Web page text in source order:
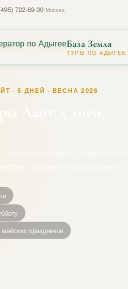
722-69-30 Москва
База Земля
ТУРЫ ПО АДЫГЕЕ
· 5 ДНЕЙ · ВЕСНА 2026
Лайт. 5 дней.
горные маршруты, термальные
питание и проживание
праздников